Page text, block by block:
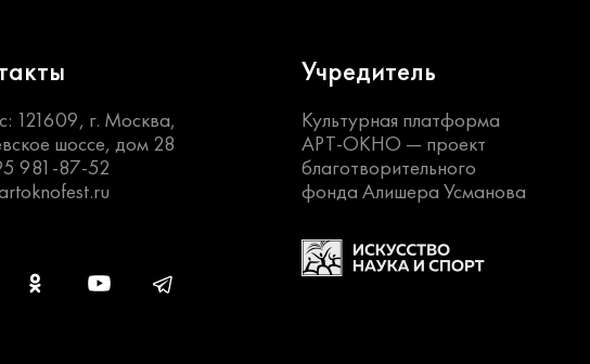
121609, г. Москва,
шоссе, дом 28
981-87-52
Учредитель
Культурная платформа
АРТ-ОКНО — проект
благотворительного
фонда Алишера Усманова